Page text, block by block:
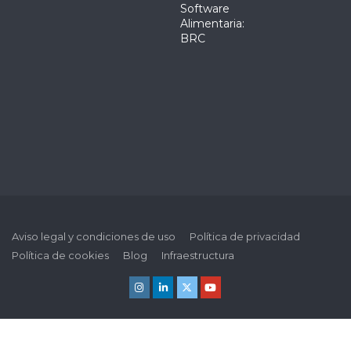
Software
Alimentaria:
BRC
Aviso legal y condiciones de uso
Política de privacidad
Política de cookies
Blog Infraestructura